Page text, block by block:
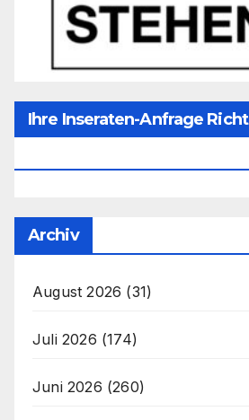
Ihre Inseraten-Anfrage
Archiv
August 2026 (31)
Juli 2026 (174)
Juni 2026 (260)